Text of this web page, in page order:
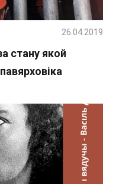
стану якой
26.04.2019